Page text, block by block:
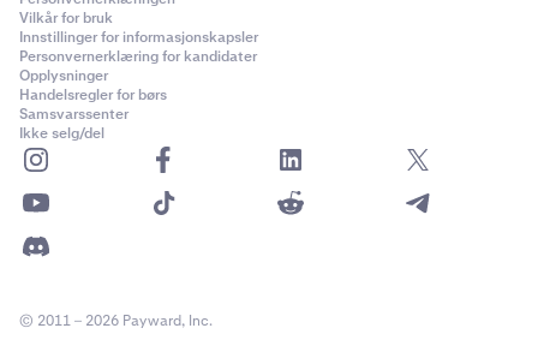
Vilkår for bruk
Innstillinger for informasjonskapsler
Personvernerklæring for kandidater
Opplysninger
Handelsregler for børs
Samsvarssenter
Ikke selg/del
© 2011 – 2026 Payward, Inc.